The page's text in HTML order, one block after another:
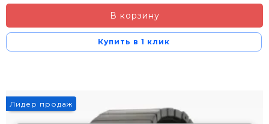
В корзину
Купить в 1 клик
Лидер продаж